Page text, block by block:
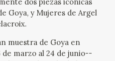
Goya, y Mujeres de Argel
muestra de Goya en
marzo al 24 de junio--